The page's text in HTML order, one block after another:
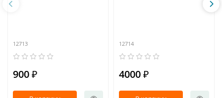
12713
900 ₽
12714
4000 ₽